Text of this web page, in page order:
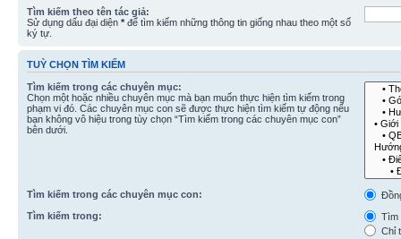
Tìm kiếm theo tên tác giả:
Sử dụng dấu đại diện * để tìm kiếm những thông tin giống nhau theo một số
ký tự.
TUỲ CHỌN TÌM KIẾM
Tìm kiếm trong các chuyên mục:
Chọn một hoặc nhiều chuyên mục mà bạn muốn thực hiện tìm kiếm trong
phạm vi đó. Các chuyên mục con sẽ được thực hiện tìm kiếm tự động nếu
bạn không vô hiệu trong tùy chọn “Tìm kiếm trong các chuyên mục con”
bên dưới.
Tìm kiếm trong các chuyên mục con:
Tìm kiếm trong:
Tìm
Chỉ